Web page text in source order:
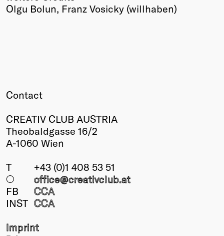
Olgu Bolun, Franz Vosicky (willhaben)
Contact
CREATIV CLUB AUSTRIA
Theobaldgasse 16/2
A-1060 Wien
T
+43 (0)1 408 53 51
○
office@creativclub.at
FB
CCA
INST CCA
Imprint